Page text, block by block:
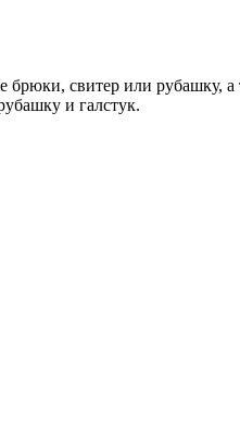
свитер или рубашку,
и галстук.